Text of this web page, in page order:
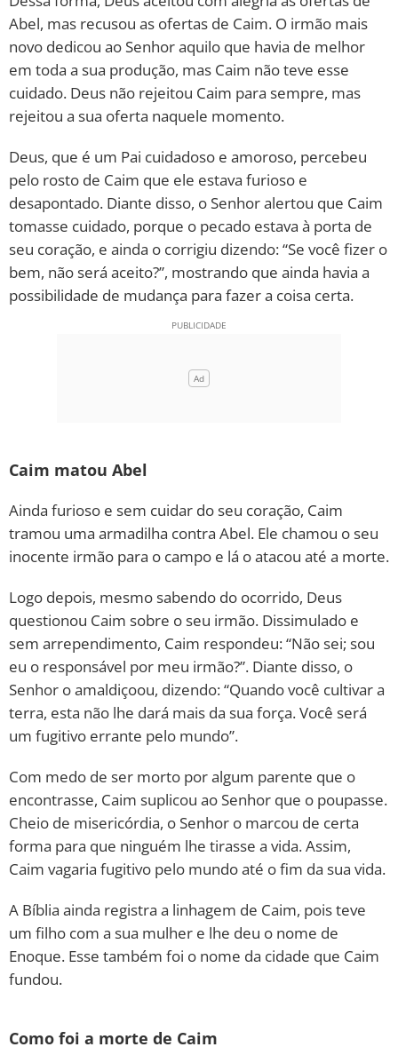
Abel, mas recusou as ofertas de Caim. O irmão mais
novo dedicou ao Senhor aquilo que havia de melhor
em toda a sua produção, mas Caim não teve esse
cuidado. Deus não rejeitou Caim para sempre, mas
rejeitou a sua oferta naquele momento.
Deus, que é um Pai cuidadoso e amoroso, percebeu
pelo rosto de Caim que ele estava furioso e
desapontado. Diante disso, o Senhor alertou que Caim
tomasse cuidado, porque o pecado estava à porta de
seu coração, e ainda o corrigiu dizendo: “Se você fizer o
bem, não será aceito?”, mostrando que ainda havia a
possibilidade de mudança para fazer a coisa certa.
Caim matou Abel
Ainda furioso e sem cuidar do seu coração, Caim
tramou uma armadilha contra Abel. Ele chamou o seu
inocente irmão para o campo e lá o atacou até a morte.
Logo depois, mesmo sabendo do ocorrido, Deus
questionou Caim sobre o seu irmão. Dissimulado e
sem arrependimento, Caim respondeu: “Não sei; sou
eu o responsável por meu irmão?”. Diante disso, o
Senhor o amaldiçoou, dizendo: “Quando você cultivar a
terra, esta não lhe dará mais da sua força. Você será
um fugitivo errante pelo mundo”.
Com medo de ser morto por algum parente que o
encontrasse, Caim suplicou ao Senhor que o poupasse.
Cheio de misericórdia, o Senhor o marcou de certa
forma para que ninguém lhe tirasse a vida. Assim,
Caim vagaria fugitivo pelo mundo até o fim da sua vida.
A Bíblia ainda registra a linhagem de Caim, pois teve
um filho com a sua mulher e lhe deu o nome de
Enoque. Esse também foi o nome da cidade que Caim
fundou.
Como foi a morte de Caim